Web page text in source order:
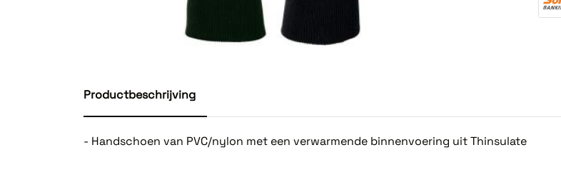
Productbeschrijving
- Handschoen van PVC/nylon met een verwarmende binnenvoering uit Thinsulate